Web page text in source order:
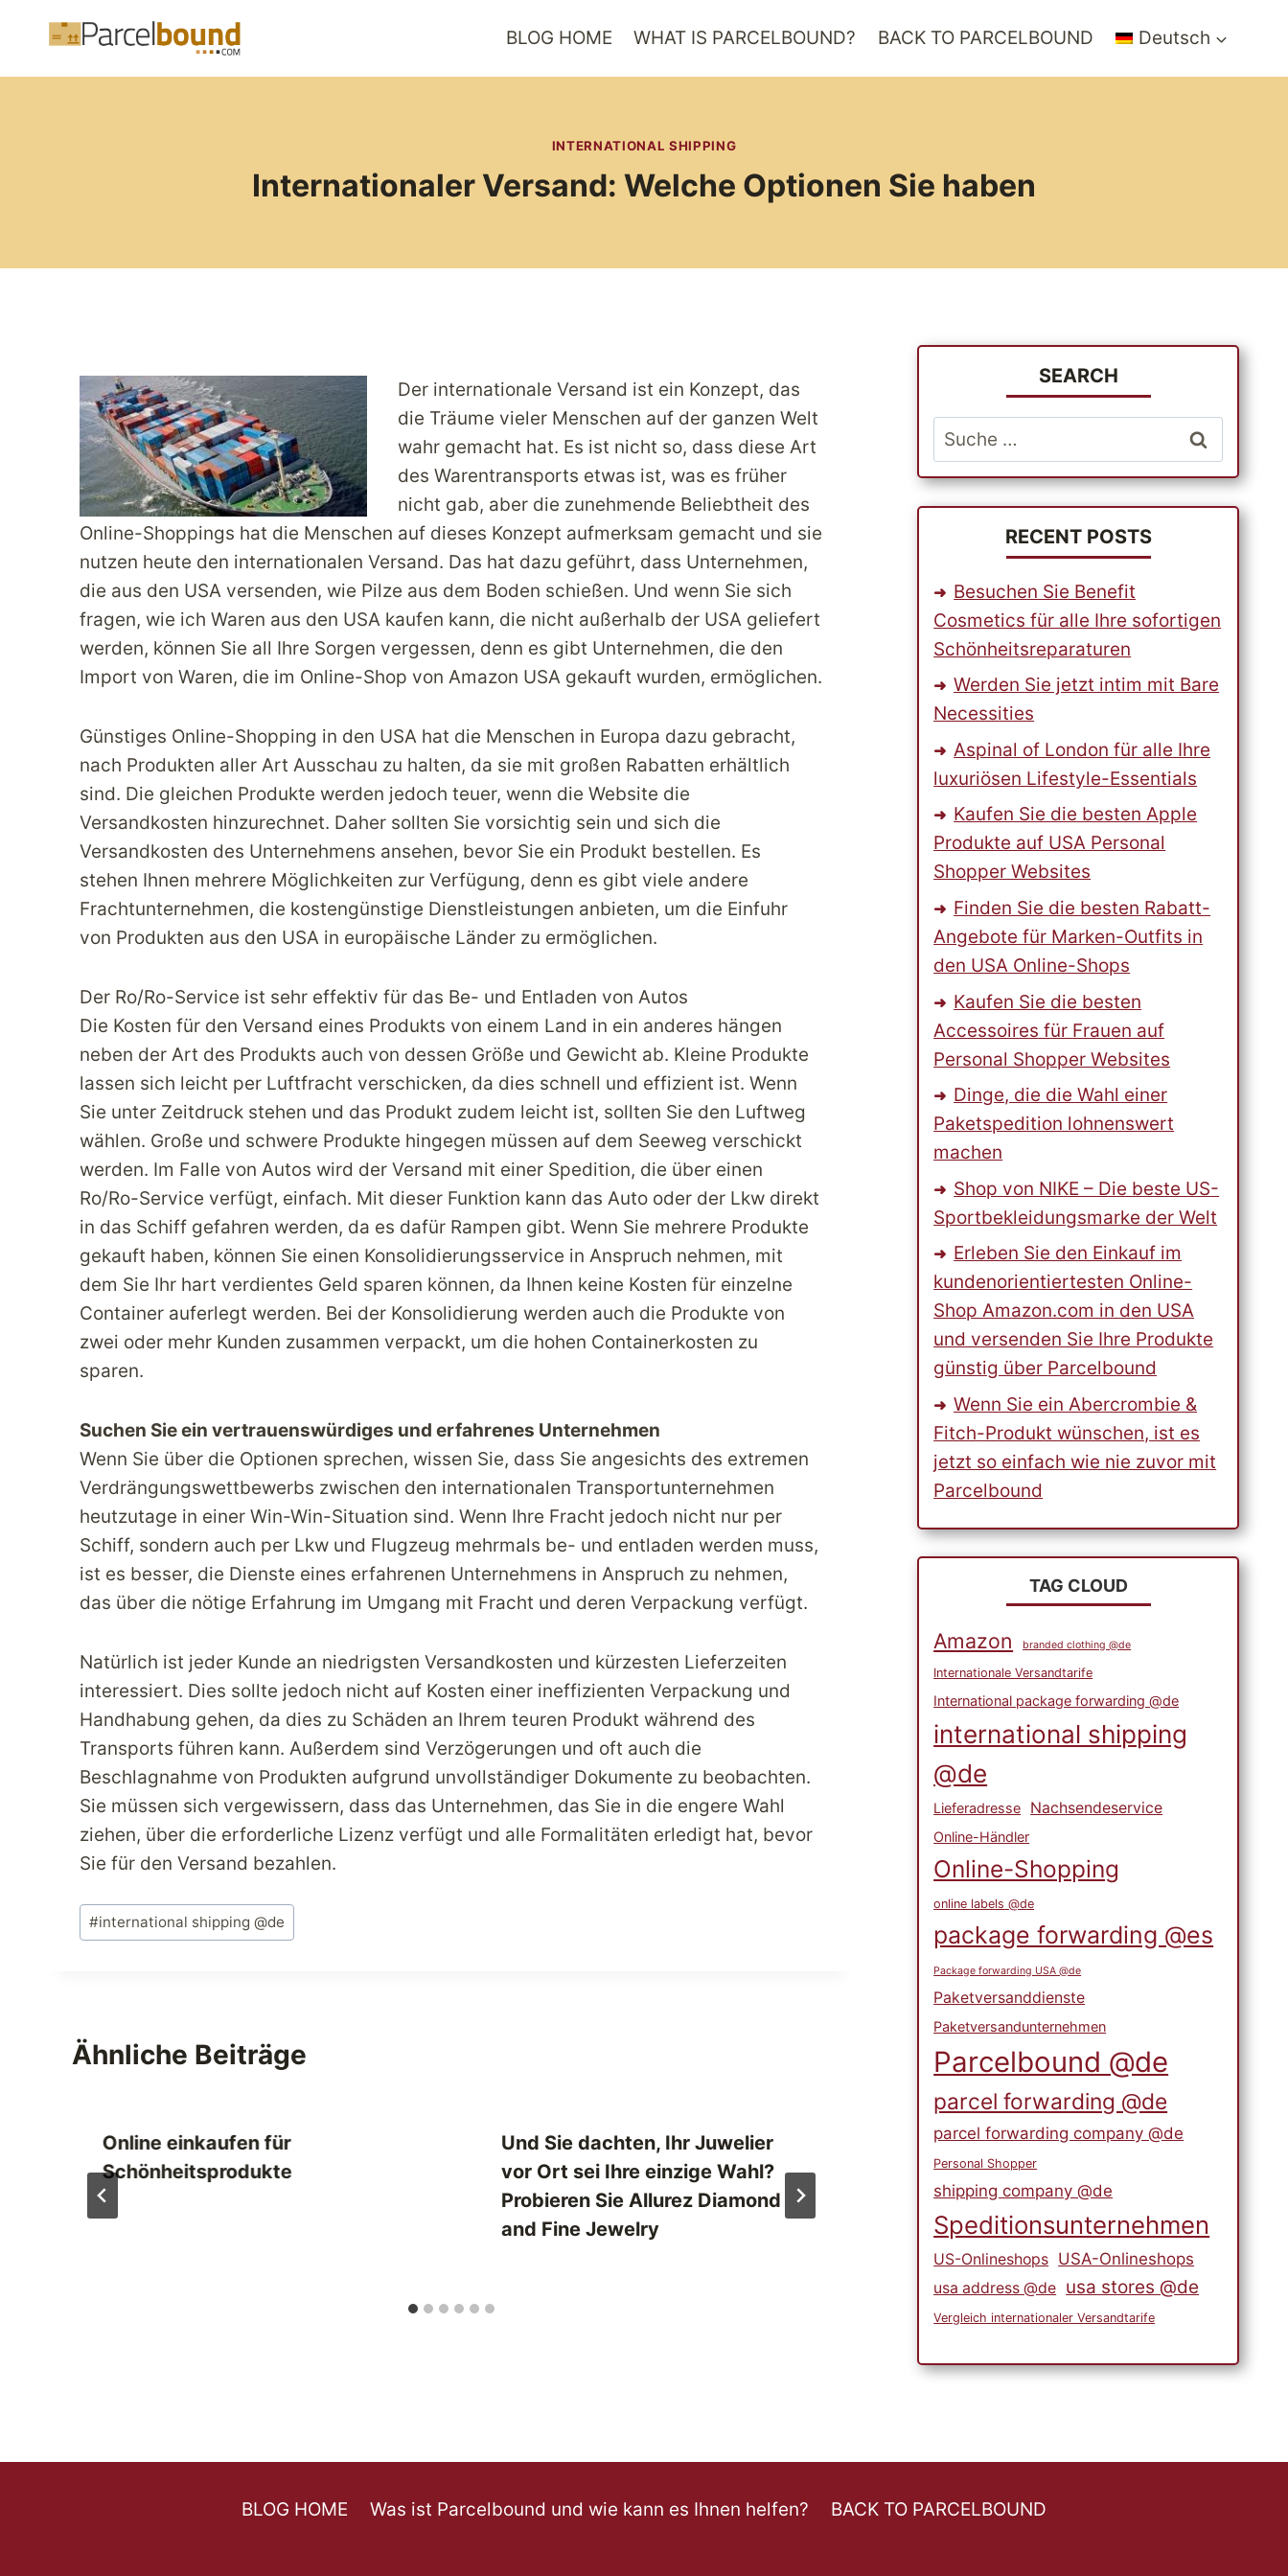
BLOG HOME WHAT IS PARCELBOUND? BACK TO PARCELBOUND Deutsch
INTERNATIONAL SHIPPING
Internationaler Versand: Welche Optionen Sie haben
Der internationale Versand ist ein Konzept, das
die Träume vieler Menschen auf der ganzen Welt
wahr gemacht hat. Es ist nicht so, dass diese Art
des Warentransports etwas ist, was es früher
nicht gab, aber die zunehmende Beliebtheit des
Online-Shoppings hat die Menschen auf dieses Konzept aufmerksam gemacht und sie
nutzen heute den internationalen Versand. Das hat dazu geführt, dass Unternehmen,
die aus den USA versenden, wie Pilze aus dem Boden schießen. Und wenn Sie sich
fragen, wie ich Waren aus den USA kaufen kann, die nicht außerhalb der USA geliefert
werden, können Sie all Ihre Sorgen vergessen, denn es gibt Unternehmen, die den
Import von Waren, die im Online-Shop von Amazon USA gekauft wurden, ermöglichen.
Günstiges Online-Shopping in den USA hat die Menschen in Europa dazu gebracht,
nach Produkten aller Art Ausschau zu halten, da sie mit großen Rabatten erhältlich
sind. Die gleichen Produkte werden jedoch teuer, wenn die Website die
Versandkosten hinzurechnet. Daher sollten Sie vorsichtig sein und sich die
Versandkosten des Unternehmens ansehen, bevor Sie ein Produkt bestellen. Es
stehen Ihnen mehrere Möglichkeiten zur Verfügung, denn es gibt viele andere
Frachtunternehmen, die kostengünstige Dienstleistungen anbieten, um die Einfuhr
von Produkten aus den USA in europäische Länder zu ermöglichen.
Der Ro/Ro-Service ist sehr effektiv für das Be- und Entladen von Autos
Die Kosten für den Versand eines Produkts von einem Land in ein anderes hängen
neben der Art des Produkts auch von dessen Größe und Gewicht ab. Kleine Produkte
lassen sich leicht per Luftfracht verschicken, da dies schnell und effizient ist. Wenn
Sie unter Zeitdruck stehen und das Produkt zudem leicht ist, sollten Sie den Luftweg
wählen. Große und schwere Produkte hingegen müssen auf dem Seeweg verschickt
werden. Im Falle von Autos wird der Versand mit einer Spedition, die über einen
Ro/Ro-Service verfügt, einfach. Mit dieser Funktion kann das Auto oder der Lkw direkt
in das Schiff gefahren werden, da es dafür Rampen gibt. Wenn Sie mehrere Produkte
gekauft haben, können Sie einen Konsolidierungsservice in Anspruch nehmen, mit
dem Sie Ihr hart verdientes Geld sparen können, da Ihnen keine Kosten für einzelne
Container auferlegt werden. Bei der Konsolidierung werden auch die Produkte von
zwei oder mehr Kunden zusammen verpackt, um die hohen Containerkosten zu
sparen.
Suchen Sie ein vertrauenswürdiges und erfahrenes Unternehmen
Wenn Sie über die Optionen sprechen, wissen Sie, dass Sie angesichts des extremen
Verdrängungswettbewerbs zwischen den internationalen Transportunternehmen
heutzutage in einer Win-Win-Situation sind. Wenn Ihre Fracht jedoch nicht nur per
Schiff, sondern auch per Lkw und Flugzeug mehrmals be- und entladen werden muss,
ist es besser, die Dienste eines erfahrenen Unternehmens in Anspruch zu nehmen,
das über die nötige Erfahrung im Umgang mit Fracht und deren Verpackung verfügt.
Natürlich ist jeder Kunde an niedrigsten Versandkosten und kürzesten Lieferzeiten
interessiert. Dies sollte jedoch nicht auf Kosten einer ineffizienten Verpackung und
Handhabung gehen, da dies zu Schäden an Ihrem teuren Produkt während des
Transports führen kann. Außerdem sind Verzögerungen und oft auch die
Beschlagnahme von Produkten aufgrund unvollständiger Dokumente zu beobachten.
Sie müssen sich vergewissern, dass das Unternehmen, das Sie in die engere Wahl
ziehen, über die erforderliche Lizenz verfügt und alle Formalitäten erledigt hat, bevor
Sie für den Versand bezahlen.
Schlagworte:
#international shipping @de
Ähnliche Beiträge
Online einkaufen für
Schönheitsprodukte
Und Sie dachten, Ihr Juwelier
vor Ort sei Ihre einzige Wahl?
Probieren Sie Allurez Diamond
and Fine Jewelry
Informationen zum
internationalen Versand von
Amazon
SEARCH
Suche
nach:
RECENT POSTS
Besuchen Sie Benefit
Cosmetics für alle Ihre sofortigen
Schönheitsreparaturen
Werden Sie jetzt intim mit Bare
Necessities
Aspinal of London für alle Ihre
luxuriösen Lifestyle-Essentials
Kaufen Sie die besten Apple
Produkte auf USA Personal
Shopper Websites
Finden Sie die besten Rabatt-
Angebote für Marken-Outfits in
den USA Online-Shops
Kaufen Sie die besten
Accessoires für Frauen auf
Personal Shopper Websites
Dinge, die die Wahl einer
Paketspedition lohnenswert
machen
Shop von NIKE – Die beste US-
Sportbekleidungsmarke der Welt
Erleben Sie den Einkauf im
kundenorientiertesten Online-
Shop Amazon.com in den USA
und versenden Sie Ihre Produkte
günstig über Parcelbound
Wenn Sie ein Abercrombie &
Fitch-Produkt wünschen, ist es
jetzt so einfach wie nie zuvor mit
Parcelbound
TAG CLOUD
Amazon branded clothing @de
Internationale Versandtarife
International package forwarding @de
international shipping
@de
Lieferadresse Nachsendeservice
Online-Händler
Online-Shopping
online labels @de
package forwarding @es
Package forwarding USA @de
Paketversanddienste
Paketversandunternehmen
Parcelbound @de
parcel forwarding @de
parcel forwarding company @de
Personal Shopper
shipping company @de
Speditionsunternehmen
US-Onlineshops USA-Onlineshops
usa address @de usa stores @de
Vergleich internationaler Versandtarife
BLOG HOME Was ist Parcelbound und wie kann es Ihnen helfen? BACK TO PARCELBOUND